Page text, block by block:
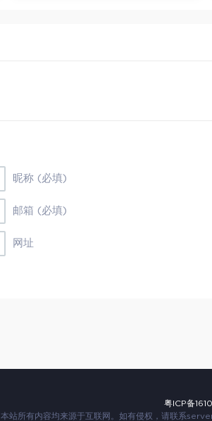
昵称 (必填)
邮箱 (必填)
网址
粤ICP备
本站所有内容均来源于互联网。如有侵权，请联系